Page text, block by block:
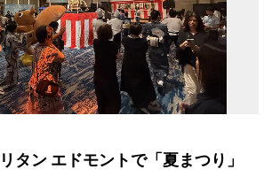
タン エドモントで「夏まつり」